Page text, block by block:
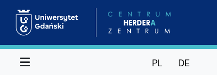
Menu PL DE